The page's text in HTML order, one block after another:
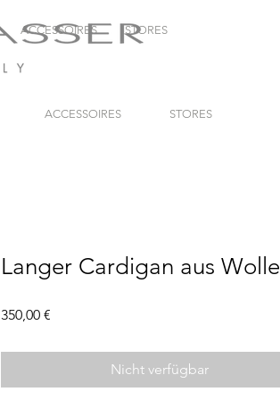
ACCESSOIRES STORES
ACCESSOIRES STORES
Langer Cardigan aus Wolle
350,00 €
Nicht verfügbar